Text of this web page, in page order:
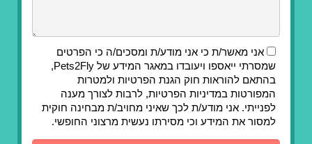
אני מאשר/ת כי אני מודע/ת ומסכים/ה כי הפרטים
שמסרתי ייאספו ויעובדו במאגר המידע של Pets2Fly,
בהתאם להוראות חוק הגנת הפרטיות ולמטרות
המפורטות במדיניות הפרטיות, לרבות לצורך מענה
לפנייתי. אני מודע/ת לכך שאיני מחויב/ת מבחינה חוקית
למסור את המידע וכי מסירתו נעשית מרצוני החופשי.